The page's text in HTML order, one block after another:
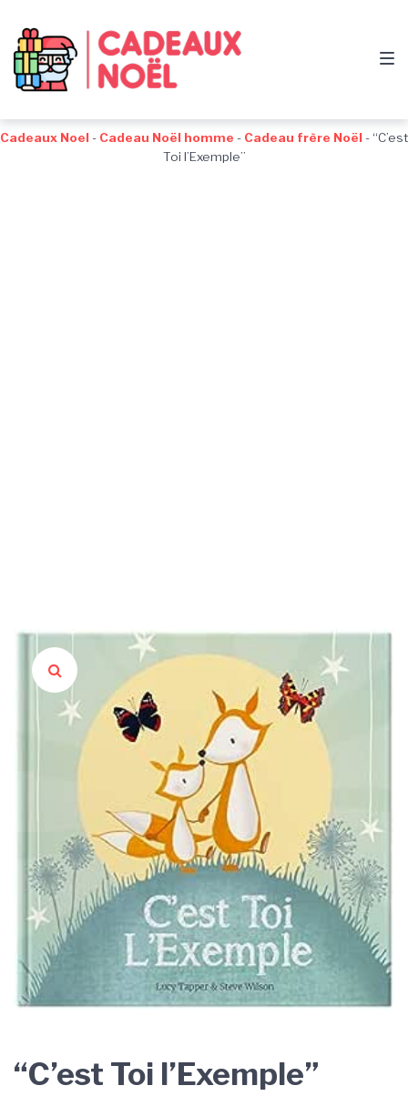
navigation
au
contenu
au
pied
de
Cadeaux Noel - Cadeau Noël homme - Cadeau frère Noël -“C’est
Toi l’Exemple”
“C’est Toi l’Exemple”